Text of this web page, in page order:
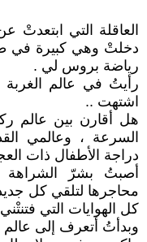
العاقلة التي
دخلتْ وهي كبيرة في
رياضة بروس لي .
رأيتُ في عالم
اشتهت ..
هل أقارن بين عالم
السرعة ، وعالمي
دراجة الأطفال ذات
أصبتُ بشرّ الشراهة
محاجرها لتلقي كل
كل الهوايات التي
وبدأتُ أتعرف إلى عالم